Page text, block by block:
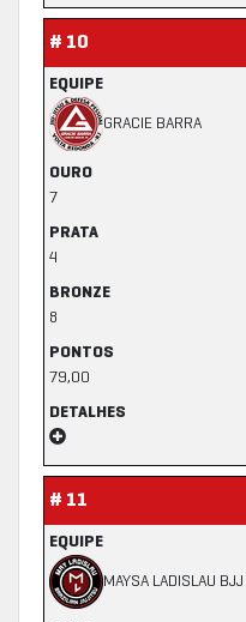
# 10
EQUIPE
GRACIE BARRA
OURO
7
PRATA
4
BRONZE
8
PONTOS
79,00
DETALHES
# 11
EQUIPE
MAYSA LADISLAU BJJ